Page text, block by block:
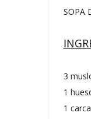
SOPA
3
1
1